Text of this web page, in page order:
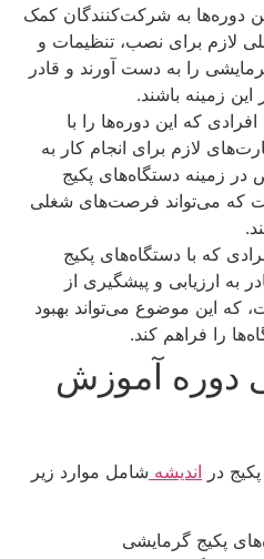
دوره‌ها به شرکت‌کنندگان کمک
لازم برای نصب، تنظیمات و
را به دست آورند و قادر
زمینه باشند.
که این دوره‌ها را با
لازم برای انجام کار به
زمینه دستگاه‌های پکیج
که می‌تواند فرصت‌های شغلی
که با دستگاه‌های پکیج
به ارزیابی و پیشگیری از
این موضوع می‌تواند بهبود
را فراهم کند.
دوره آموزش
در اندیشه شامل موارد زیر
پکیج گرمایشی